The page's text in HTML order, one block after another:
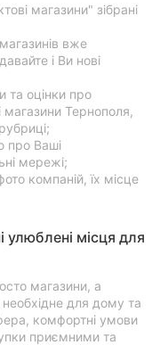
магазини" зібрані
вже
і Ви нові
та оцінки про
Тернополя,
про Ваші
мережі;
компаній, їх місце
улюблені місця для
магазини, а
для дому та
комфортні умови
приємними та